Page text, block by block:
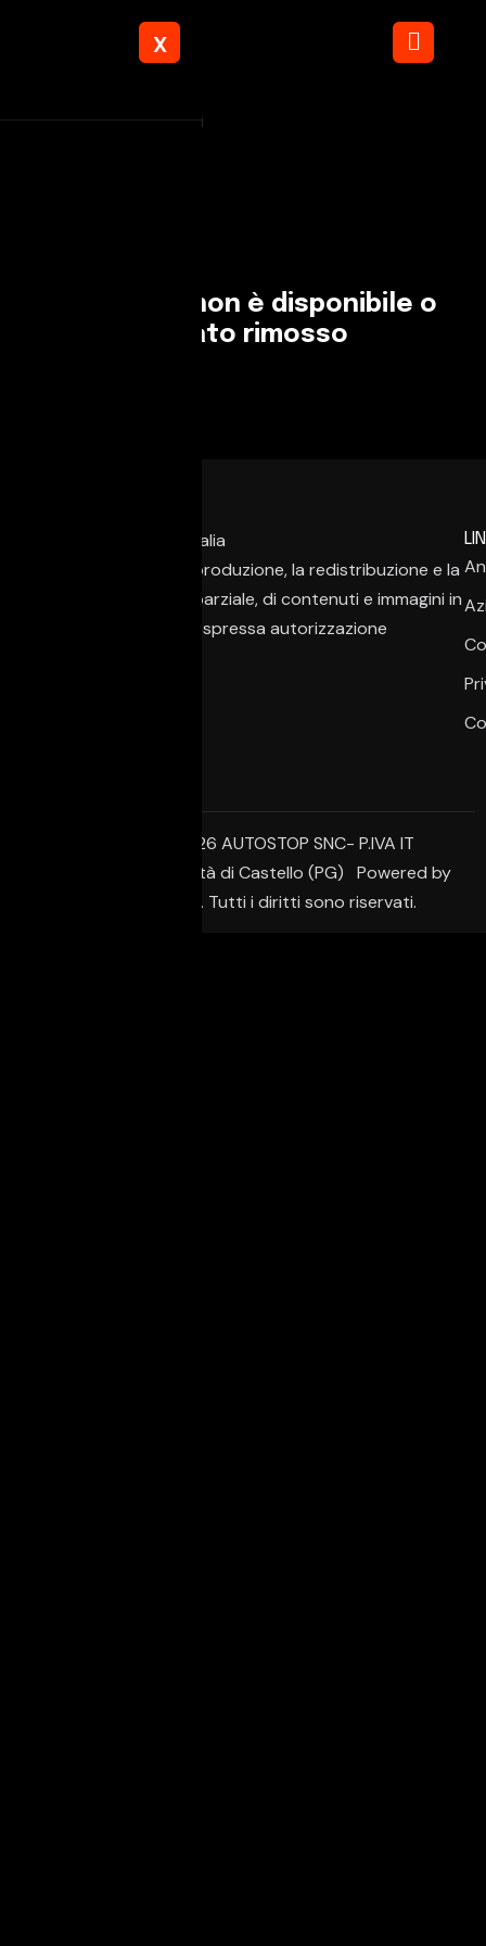
X
Torna ai risultati
L'annuncio non è disponibile o
è stato rimosso
È vietata la copia, la riproduzione, la redistribuzione e la
pubblicazione, anche parziale, di contenuti e immagini in
qualsiasi forma, salvo espressa autorizzazione
© Copyright 2026 AUTOSTOP SNC- P.IVA IT
02650950542 – Città di Castello (PG) Powered by
Creative Agency. Tutti i diritti sono riservati.